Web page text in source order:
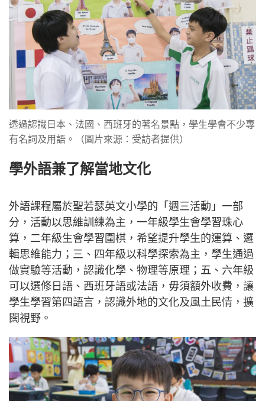
透過認識日本、法國、西班牙的著名景點，學生學會不少專
有名詞及用語。（圖片來源：受訪者提供）
學外語兼了解當地文化
外語課程屬於聖若瑟英文小學的「週三活動」一部
分，活動以思維訓練為主，一年級學生會學習珠心
算，二年級生會學習圍棋，希望提升學生的運算、邏
輯思維能力；三、四年級以科學探索為主，學生通過
做實驗等活動，認識化學、物理等原理；五、六年級
可以選修日語、西班牙語或法語，毋須額外收費，讓
學生學習第四語言，認識外地的文化及風土民情，擴
闊視野。